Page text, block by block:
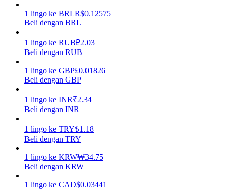
Babi Kekuatan
Dapatkan imbalan kompetitif setiap hari
1 lingo ke BRLR$0.12575
Beli dengan BRL
1 lingo ke RUB₽2.03
Beli dengan RUB
1 lingo ke GBP£0.01826
Beli dengan GBP
1 lingo ke INR₹2.34
Beli dengan INR
1 lingo ke TRY₺1.18
Beli dengan TRY
1 lingo ke KRW₩34.75
Beli dengan KRW
1 lingo ke CAD$0.03441